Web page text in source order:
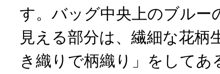
す。バッグ中央上のブルー
見える部分は、繊細な花柄
き織りで柄織り」をして